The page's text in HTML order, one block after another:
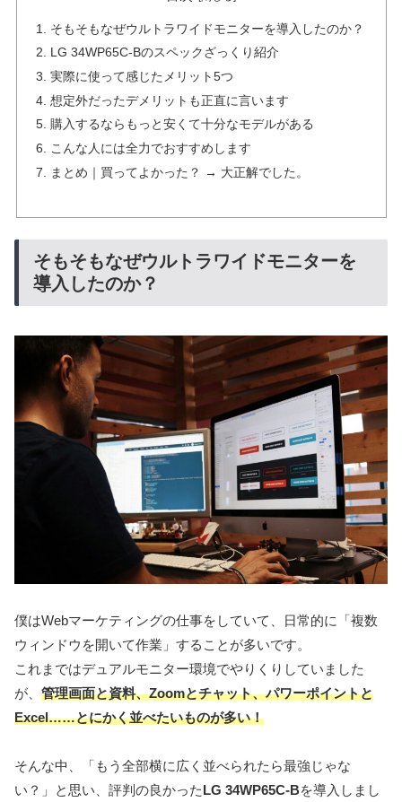
そもそもなぜウルトラワイドモニターを導入したのか？
LG 34WP65C-Bのスペックざっくり紹介
実際に使って感じたメリット5つ
想定外だったデメリットも正直に言います
購入するならもっと安くて十分なモデルがある
こんな人には全力でおすすめします
まとめ｜買ってよかった？ → 大正解でした。
そもそもなぜウルトラワイドモニターを
導入したのか？
僕はWebマーケティングの仕事をしていて、日常的に「複数
ウィンドウを開いて作業」することが多いです。
これまではデュアルモニター環境でやりくりしていました
が、 管理画面と資料、Zoomとチャット、パワーポイントと
Excel……とにかく並べたいものが多い！
そんな中、「もう全部横に広く並べられたら最強じゃな
い？」と思い、評判の良かったLG 34WP65C-Bを導入しまし